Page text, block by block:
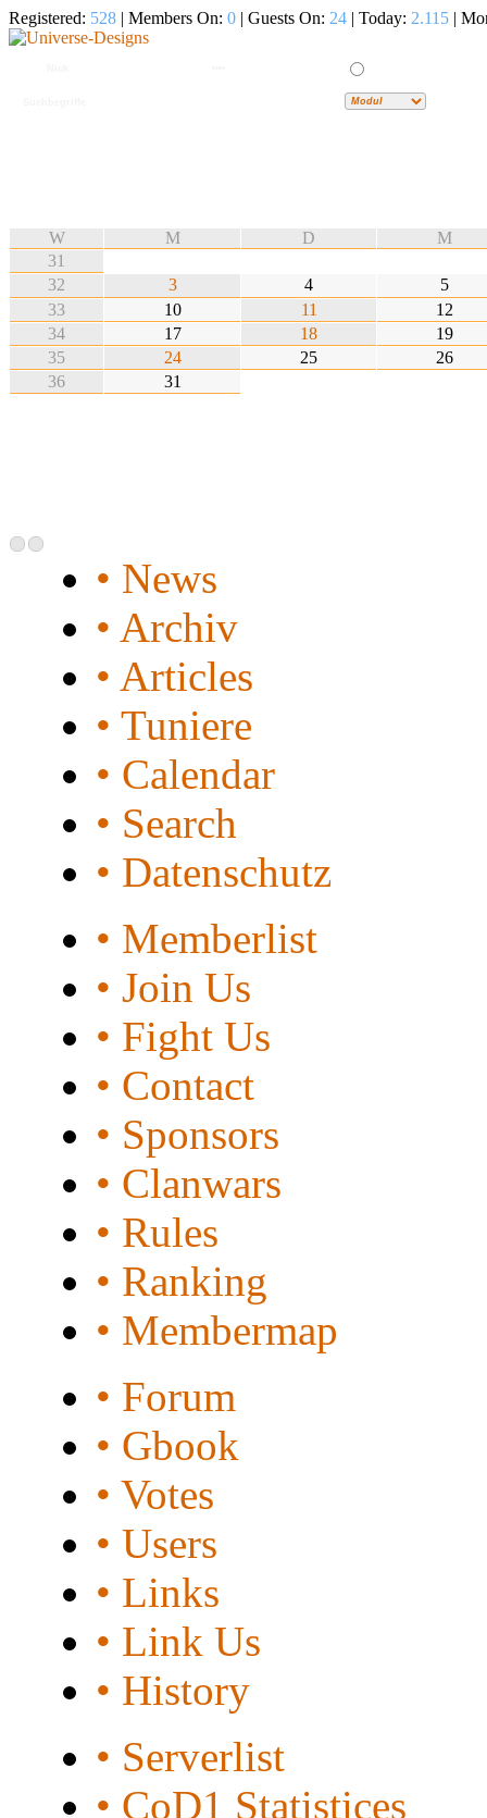
Registered: 528 | Members On: 0 | Guests On: 24 | Today: 2.115 |
W M D
M
31
32
3 4
5
33
10 11
12
34
17 18
19
35
24 25
26
36
31
• News
• Archiv
• Articles
• Tuniere
• Calendar
• Search
• Datenschutz
• Memberlist
• Join Us
• Fight Us
• Contact
• Sponsors
• Clanwars
• Rules
• Ranking
• Membermap
• Forum
• Gbook
• Votes
• Users
• Links
• Link Us
• History
• Serverlist
• CoD1 Statistices